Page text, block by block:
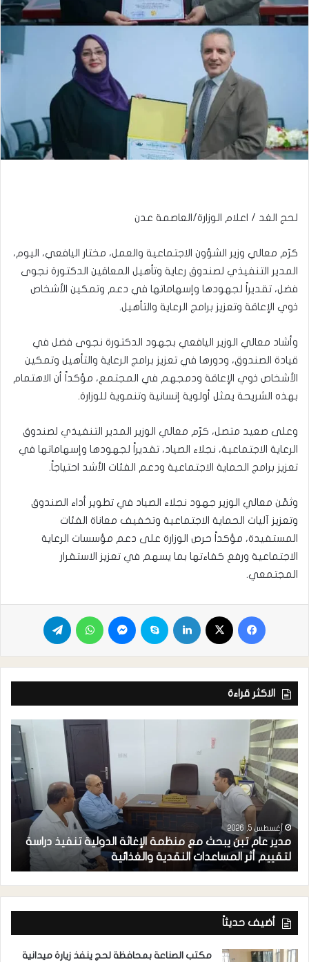
لحج الغد / اعلام الوزارة/العاصمة عدن
كرّم معالي وزير الشؤون الاجتماعية والعمل، مختار اليافعي، اليوم،
المدير التنفيذي لصندوق رعاية وتأهيل المعاقين الدكتورة نجوى
فضل، تقديراً لجهودها وإسهاماتها في دعم وتمكين الأشخاص
ذوي الإعاقة وتعزيز برامج الرعاية والتأهيل.
وأشاد معالي الوزير اليافعي بجهود الدكتورة نجوى فضل في
قيادة الصندوق، ودورها في تعزيز برامج الرعاية والتأهيل وتمكين
الأشخاص ذوي الإعاقة ودمجهم في المجتمع، مؤكداً أن الاهتمام
بهذه الشريحة يمثل أولوية إنسانية وتنموية للوزارة.
وعلى صعيد متصل، كرّم معالي الوزير المدير التنفيذي لصندوق
الرعاية الاجتماعية، نجلاء الصياد، تقديراً لجهودها وإسهاماتها في
تعزيز برامج الحماية الاجتماعية ودعم الفئات الأشد احتياجاً.
وثمّن معالي الوزير جهود نجلاء الصياد في تطوير أداء الصندوق
وتعزيز آليات الحماية الاجتماعية وتخفيف معاناة الفئات
المستفيدة، مؤكداً حرص الوزارة على دعم مؤسسات الرعاية
الاجتماعية ورفع كفاءتها بما يسهم في تعزيز الاستقرار
المجتمعي.
الاكثر قراءة
أغسطس 5, 2026
مدير عام تبن يبحث مع منظمة الإغاثة الدولية تنفيذ دراسة
لتقييم أثر المساعدات النقدية والغذائية
أضيف حديثاً
مكتب الصناعة بمحافظة لحج ينفذ زيارة ميدانية